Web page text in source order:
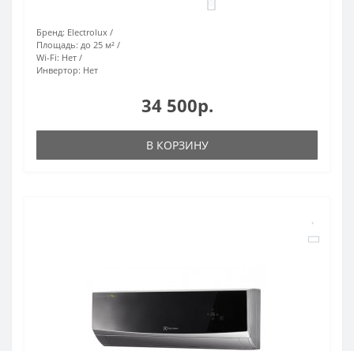
Бренд: Electrolux
Площадь: до 25 м²
Wi-Fi: Нет
Инвертор: Нет
34 500р.
В КОРЗИНУ